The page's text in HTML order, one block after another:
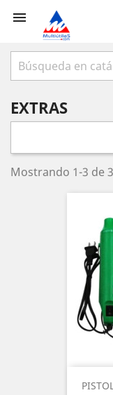

EXTRAS
Mostrando 1-3 de